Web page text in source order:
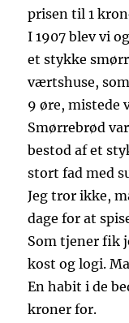
prisen til 1
I 1907 blev vi
et stykke
værtshuse,
9 øre, mistede
Smørrebrød
bestod af et
stort fad med
Jeg tror ikke,
dage for at
Som tjener fik
kost og logi.
En habit i de
kroner for.